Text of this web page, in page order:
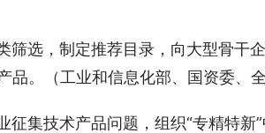
筛选，制定推荐目录，向大型骨干
品。（工业和信息化部、国资委、
征集技术产品问题，组织“专精特新